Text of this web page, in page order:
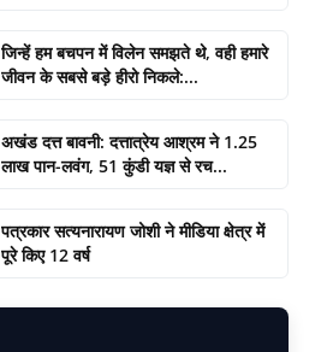
जिन्हें हम बचपन में विलेन समझते थे, वही हमारे
जीवन के सबसे बड़े हीरो निकले:...
अखंड दत्त बावनी: दत्तात्रेय आश्रम ने 1.25
लाख पान-लवंग, 51 कुंडी यज्ञ से रच...
पत्रकार सत्यनारायण जोशी ने मीडिया क्षेत्र में
पूरे किए 12 वर्ष